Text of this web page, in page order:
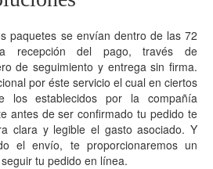
paquetes se envían dentro de las 72
recepción del pago, través de
de seguimiento y entrega sin firma.
por éste servicio el cual en ciertos
los establecidos por la compañía
antes de ser confirmado tu pedido te
clara y legible el gasto asociado. Y
el envío, te proporcionaremos un
tu pedido en línea.